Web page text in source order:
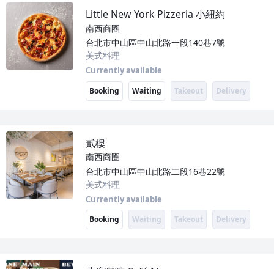
Little New York Pizzeria 小紐約
南西商圈
台北市中山區中山北路一段140巷7號
美式料理
Currently available
Booking Waiting Takeout Delivery
貳樓
南西商圈
台北市中山區中山北路二段16巷22號
美式料理
Currently available
Booking Waiting Takeout Delivery